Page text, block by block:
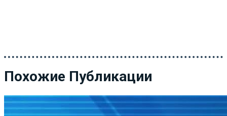
Похожие Публикации